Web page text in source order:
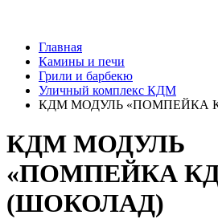
Главная
Камины и печи
Грили и барбекю
Уличный комплекс КДМ
КДМ МОДУЛЬ «ПОМПЕЙКА
КДМ МОДУЛЬ
«ПОМПЕЙКА
(ШОКОЛАД)